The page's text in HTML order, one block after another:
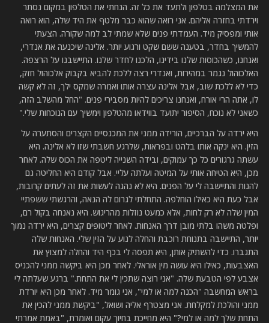
את המצלמה בטלפון ולתעד את כל זה. הנחתי את הטלפון במקום נסתר
וירדתי בחזרה אליהם. אני רואה שהוא כבר מלטף את היד שלה, הוא רואה
אותי ומפסיק מיד. העמדתי פנים שלא שמתי לב למה שקורה. הצעתי
להמשיך בחדר, בטענה ששם שקט ורגוע יותר. אלינה שיכנעה את אנדרי,
ואנחנו, כשהכוסות שלנו בידינו, הלכנו לחדר שלנו. התיישבנו על הרצפה.
האלכוהול נגמר במהירות, ואנדרי רצה ללכת להביא בקבוק אלכוהול חזק,
כדי לא ללכת שוב, אבל אלינה עצרה אותו ואמרה שמקס ילך, זה לא קשה
לו, אתה הרי אורח, ואנחנו צריכים להיות מסבירי פנים. "החל מהשלב הזה,
כשאני לא נוכח, הסיפור יתועד בווידאו מהטלפון וימשיך עם הנוכחות שלי."
היא ירדה על הברכיים, הורידה ממני את המכנסיים הקצרים והסתערה על
הזין. היא ינקה אותו בלהט ובפראות, שלרגע חשבתי שזו לא אלינה. היא
עשתה גרגורים כל כך עמוקים, ובידה השנייה ליטפה את הכוס שלה. לאחר
מכן, היא הטיחה אותי על המיטה ועלתה עליי. אבל קודם היא החליטה גם
להנות והתיישבה לי על הפנים. היא לא נהגה לעשות את זה לעתים קרובות,
אבל כעת היא כאילו הוחלפה. התחלתי לגרום לה הנאה, והרגשתי ששפתיי
המין שלה לא רק לחות, אלא כמעט נוזלות מהריגוש. היא נאנחה בקול רם,
ופלטה משהו בלתי מובן דרך האנחות. לאחר ליטופים קצרים, היא ירדה נמוך
יותר, התיישבה בתנוחת רוכבת והחלה לנוע על הזין שלי. האנחות שלה
התגברו. כדי להשתיק אותן, היא תפסה לי בכף היד והחלה למצוץ את
האצבעות, כאילו היא עושה מין אוראלי. לאחר מכן היא ביקשה ממני להכניס
אצבע לפי הטבעת שלה. "אני רוצה שתכין לי את התחת." ברגע שעלתה לי
בראש המחשבה "הכנה למה או למי", אני גומר מיד. לאחר מכן היא יורדת
ממני והולכת למקלחת. אני מצטרף אליה ושואל, "ביקשת ממני להכין את
התחת שלך למה או למי?" היא מחייכת בחיוך עקום ואומרת, "באמת אמרתי